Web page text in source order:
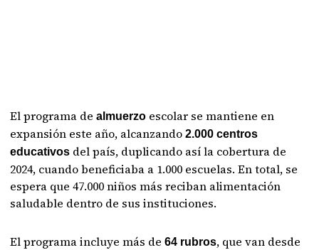
El programa dealmuerzo escolar se mantiene en
expansión este año, alcanzando2.000 centros
educativos del país, duplicando así la cobertura de
2024, cuando beneficiaba a 1.000 escuelas. En total, se
espera que 47.000 niños más reciban alimentación
saludable dentro de sus instituciones.
El programa incluye más de64 rubros, que van desde